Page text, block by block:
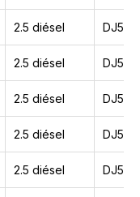
2.5 diésel DJ5T
2.5 diésel
2.5 diésel DJ5T
2.5 diésel DJ5
2.5 diésel DJ5